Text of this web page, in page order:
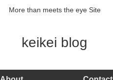
More than meets the eye Site
keikei blog